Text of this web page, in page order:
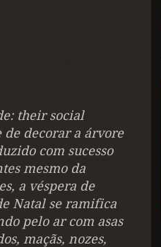
their social
de decorar a árvore
com sucesso
mesmo da
a véspera de
Natal se ramifica
pelo ar com asas
maçãs, nozes,